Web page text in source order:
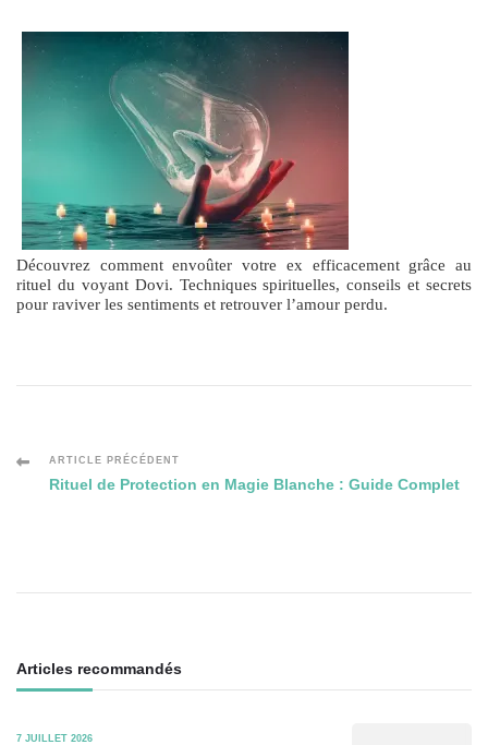
Découvrez comment envoûter votre ex efficacement grâce au
rituel du voyant Dovi. Techniques spirituelles, conseils et secrets
pour raviver les sentiments et retrouver l’amour perdu.
Navigation
ARTICLE PRÉCÉDENT
Rituel de Protection en Magie Blanche : Guide Complet
Articles recommandés
7 JUILLET 2026